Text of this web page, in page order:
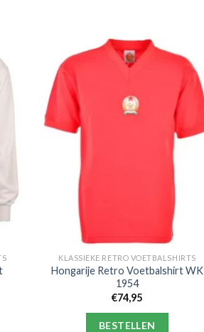
KLASSIEKE RETRO VOETBALSHIRTS
Hongarije Retro Voetbalshirt WK
1954
€74,95
BESTELLEN